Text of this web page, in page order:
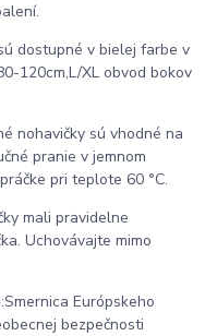
dostupné v bielej farbe v
120cm,L/XL obvod bokov
nohavičky sú vhodné na
pranie v jemnom
pri teplote 60 °C.
mali pravidelne
Uchovávajte mimo
Európskeho
bezpečnosti